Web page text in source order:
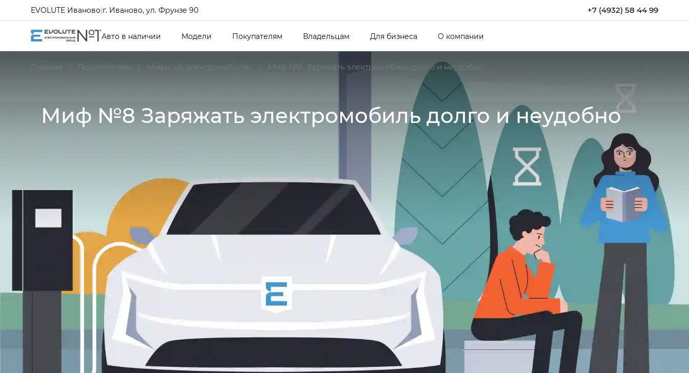
+7 (4932) 58 44 99
EVOLUTE Иваново|г. Иваново, ул. Фрунзе 90
Авто в наличии Модели Покупателям Владельцам Для бизнеса О компании
Главная Покупателям Мифы об электромобилях Миф №8. Заряжать электромобиль долго и неудобно
Миф №8 Заряжать электромобиль долго и неудобно